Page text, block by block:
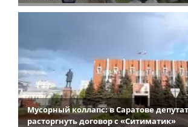
Мусорный коллапс: в Саратове
расторгнуть договор с «Ситиматик»